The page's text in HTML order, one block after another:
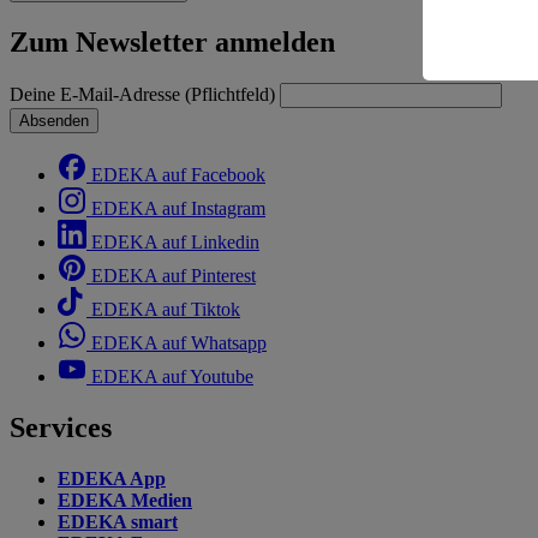
Zum Newsletter anmelden
Deine E-Mail-Adresse (Pflichtfeld)
Absenden
EDEKA auf Facebook
EDEKA auf Instagram
EDEKA auf Linkedin
EDEKA auf Pinterest
EDEKA auf Tiktok
EDEKA auf Whatsapp
EDEKA auf Youtube
Services
EDEKA App
EDEKA Medien
EDEKA smart